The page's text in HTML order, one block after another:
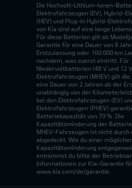
Die Hochvolt-Lithium-Ionen-
Elektrofahrzeugen (EV), Hybrid-
(HEV) und Plug-in Hybrid-
von Kia sind auf eine lange
Für diese Batterien gilt ab
Garantie für eine Dauer von 8
Erstzulassung oder 160.000 km
nachdem, was zuerst eintritt. Für
Niedervoltbatterien (48 V und 12
Elektrofahrzeugen (MHEV) gilt
eine Dauer von 2 Jahren ab der
unabhängig von der
bei den Elektrofahrzeugen (EV)
Elektrofahrzeugen (PHEV)
Batteriekapazität von 70 %. Die
Kapazitätsminderung der Batterie
MHEV-Fahrzeugen ist nicht durch
abgedeckt. Wie du einer möglichen
Kapazitätsminderung
entnimmst du bitte der
Informationen zur Kia-Garantie
www.kia.com/de/garantie.